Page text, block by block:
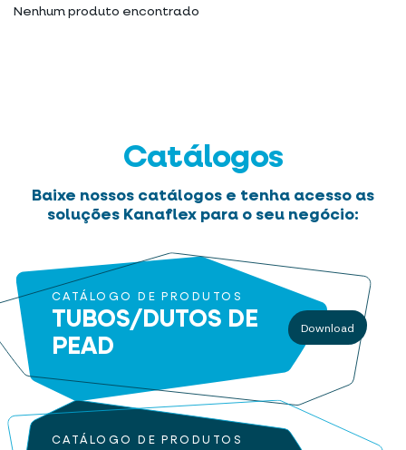
Nenhum produto encontrado
Catálogos
Baixe nossos catálogos e tenha acesso as
soluções Kanaflex para o seu negócio:
CATÁLOGO DE PRODUTOS
TUBOS/DUTOS DE
PEAD
Download
CATÁLOGO DE PRODUTOS